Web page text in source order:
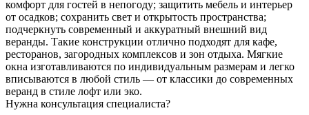
комфорт для гостей в непогоду; защитить мебель и интерьер
от осадков; сохранить свет и открытость пространства;
подчеркнуть современный и аккуратный внешний вид
веранды. Такие конструкции отлично подходят для кафе,
ресторанов, загородных комплексов и зон отдыха. Мягкие
окна изготавливаются по индивидуальным размерам и легко
вписываются в любой стиль — от классики до современных
веранд в стиле лофт или эко.
Нужна консультация специалиста?